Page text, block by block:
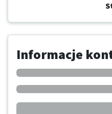
Informacje